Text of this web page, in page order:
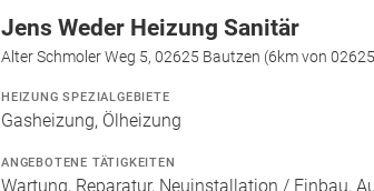
Jens Weder Heizung Sanitär
Alter Schmoler Weg 5, 02625 Bautzen (6km von
HEIZUNG SPEZIALGEBIETE
Gasheizung, Ölheizung
ANGEBOTENE TÄTIGKEITEN
Wartung, Reparatur, Neuinstallation / Einbau,